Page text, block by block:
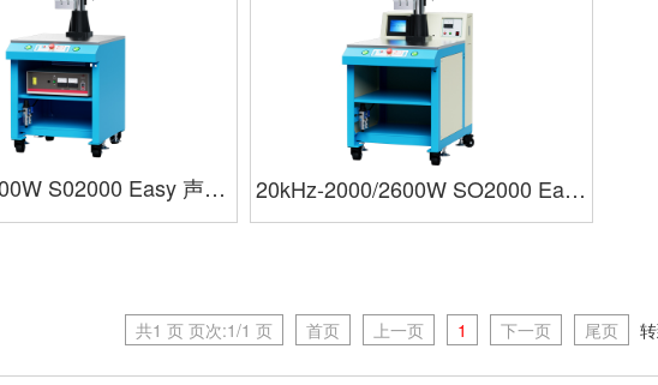
S02000 Easy 声峰
台落地机型小电箱模拟
20kHz-2000/2600W SO2000 Easy
声峰超声波豪华台落地机型大电箱
共1 页 页次:1/1 页 首页 上一页 1 下一页 尾页